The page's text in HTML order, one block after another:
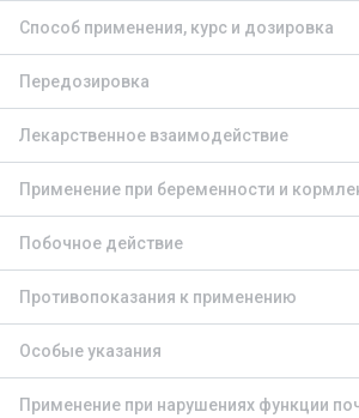
Способ применения, курс и дозировка
Передозировка
Лекарственное взаимодействие
Применение при беременности и
Побочное действие
Противопоказания к применению
Особые указания
Применение при нарушениях функции